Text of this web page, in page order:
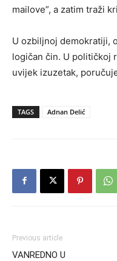
mailove”, a zatim traži
U ozbiljnoj demokratiji,
logičan čin. U političkoj
uvijek izuzetak,
TAGS Adnan Delić
Previous article
VANREDNO U